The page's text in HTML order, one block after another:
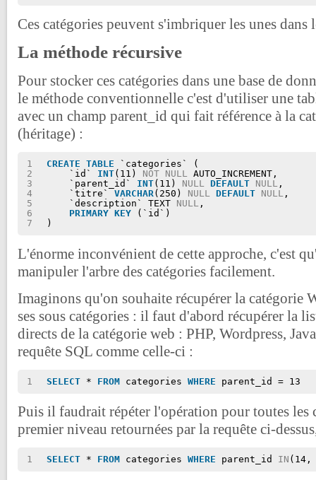
Ces catégories peuvent s'imbriquer les unes dans
La méthode récursive
Pour stocker ces catégories dans une base de
le méthode conventionnelle c'est d'utiliser une
avec un champ parent_id qui fait référence à la
(héritage) :
1
2
3
4
5
6
7
CREATE TABLE
`categories` (
`id` INT(11) NOT NULL AUTO_INCREMENT,
`parent_id` INT(11) NULL DEFAULT NULL ,
`titre` VARCHAR(250) NULL DEFAULT NULL ,
`description` TEXT NULL ,
PRIMARY KEY
(`id`)
)
L'énorme inconvénient de cette approche, c'est
manipuler l'arbre des catégories facilement.
Imaginons qu'on souhaite récupérer la catégorie
ses sous catégories : il faut d'abord récupérer la
directs de la catégorie web : PHP, Wordpress,
requête SQL comme celle-ci :
1 SELECT * FROM categories WHERE parent_id = 13
Puis il faudrait répéter l'opération pour toutes les
premier niveau retournées par la requête ci-
1 SELECT * FROM categories WHERE parent_id IN (14,